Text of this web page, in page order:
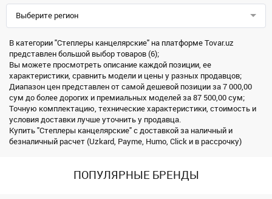
Выберите регион
В категории "Степлеры канцелярские" на платформе Tovar.uz
представлен большой выбор товаров (6);
Вы можете просмотреть описание каждой позиции, ее
характеристики, сравнить модели и цены у разных продавцов;
Диапазон цен представлен от самой дешевой позиции за 7 000,00
сум до более дорогих и премиальных моделей за 87 500,00 сум;
Точную комплектацию, технические характеристики, стоимость и
условия доставки лучше уточнить у продавца.
Купить "Степлеры канцелярские" с доставкой за наличный и
безналичный расчет (Uzkard, Payme, Humo, Click и в рассрочку)
ПОПУЛЯРНЫЕ БРЕНДЫ